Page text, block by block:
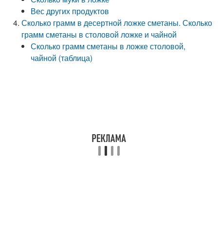
Вес других продуктов
Сколько грамм в десертной ложке сметаны. Сколько
грамм сметаны в столовой ложке и чайной
Сколько грамм сметаны в ложке столовой,
чайной (таблица)